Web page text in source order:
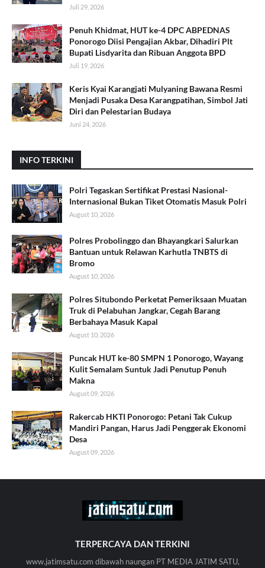
Juli 29, 2026
Penuh Khidmat, HUT ke-4 DPC ABPEDNAS
Ponorogo Diisi Pengajian Akbar, Dihadiri Plt
Bupati Lisdyarita dan Ribuan Anggota BPD
Juli 19, 2026
Keris Kyai Karangjati Mulyaning Bawana Resmi
Menjadi Pusaka Desa Karangpatihan, Simbol Jati
Diri dan Pelestarian Budaya
Juni 24, 2026
INFO TERKINI
Polri Tegaskan Sertifikat Prestasi Nasional-
Internasional Bukan Tiket Otomatis Masuk Polri
August 10, 2026
Polres Probolinggo dan Bhayangkari Salurkan
Bantuan untuk Relawan Karhutla TNBTS di
Bromo
August 10, 2026
Polres Situbondo Perketat Pemeriksaan Muatan
Truk di Pelabuhan Jangkar, Cegah Barang
Berbahaya Masuk Kapal
August 10, 2026
Puncak HUT ke-80 SMPN 1 Ponorogo, Wayang
Kulit Semalam Suntuk Jadi Penutup Penuh
Makna
August 09, 2026
Rakercab HKTI Ponorogo: Petani Tak Cukup
Mandiri Pangan, Harus Jadi Penggerak Ekonomi
Desa
August 09, 2026
TERPERCAYA DAN TERKINI
www.jatimsatu.com dibawah naungan PT MEDIA JATIM SATU,